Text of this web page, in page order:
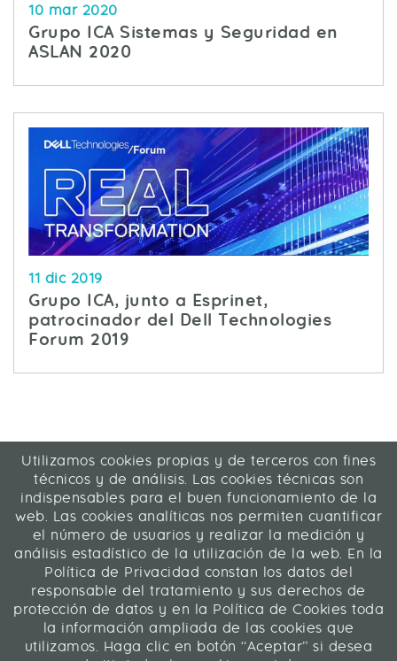
10 mar 2020
Grupo ICA Sistemas y Seguridad en
ASLAN 2020
11 dic 2019
Grupo ICA, junto a Esprinet,
patrocinador del Dell Technologies
Forum 2019
ICA Informática y Comunicaciones Avanzadas SL
C/ La Rábida 27, 28039 Madrid
91 311 04 87
Contacto | Mapa web Legal
Web desarrollada en Liferay 7.4
Utilizamos cookies propias y de terceros con fines
técnicos y de análisis. Las cookies técnicas son
indispensables para el buen funcionamiento de la
web. Las cookies analíticas nos permiten cuantificar
el número de usuarios y realizar la medición y
análisis estadístico de la utilización de la web. En la
Política de Privacidad constan los datos del
responsable del tratamiento y sus derechos de
protección de datos y en la Política de Cookies toda
la información ampliada de las cookies que
utilizamos. Haga clic en botón “Aceptar” si desea